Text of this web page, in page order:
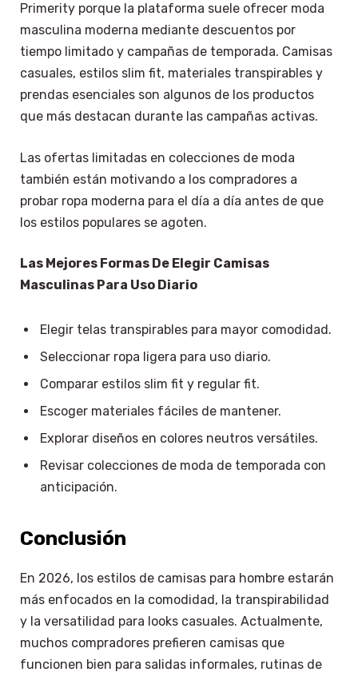
Primerity porque la plataforma suele ofrecer moda
masculina moderna mediante descuentos por
tiempo limitado y campañas de temporada. Camisas
casuales, estilos slim fit, materiales transpirables y
prendas esenciales son algunos de los productos
que más destacan durante las campañas activas.
Las ofertas limitadas en colecciones de moda
también están motivando a los compradores a
probar ropa moderna para el día a día antes de que
los estilos populares se agoten.
Las Mejores Formas De Elegir Camisas
Masculinas Para Uso Diario
Elegir telas transpirables para mayor comodidad.
Seleccionar ropa ligera para uso diario.
Comparar estilos slim fit y regular fit.
Escoger materiales fáciles de mantener.
Explorar diseños en colores neutros versátiles.
Revisar colecciones de moda de temporada con
anticipación.
Conclusión
En 2026, los estilos de camisas para hombre estarán
más enfocados en la comodidad, la transpirabilidad
y la versatilidad para looks casuales. Actualmente,
muchos compradores prefieren camisas que
funcionen bien para salidas informales, rutinas de